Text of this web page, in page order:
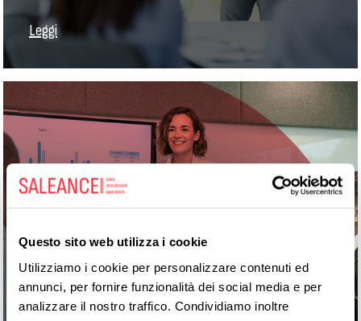
Questo sito web utilizza i cookie
Utilizziamo i cookie per personalizzare contenuti ed
annunci, per fornire funzionalità dei social media e per
analizzare il nostro traffico. Condividiamo inoltre
Leggi
crescita commerciale in azienda